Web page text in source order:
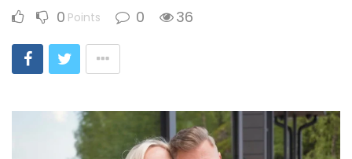
0 Points 0 36